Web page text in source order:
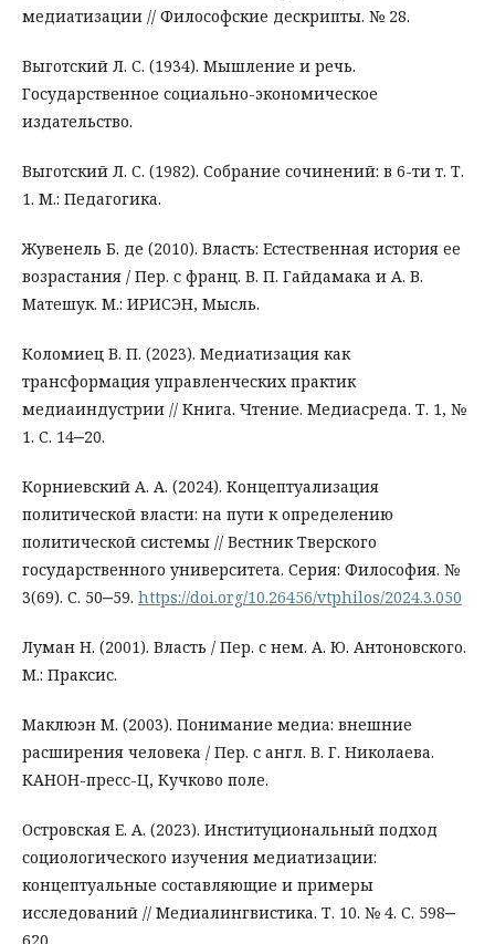
медиатизации // Философские дескрипты. № 28.
Выготский Л. С. (1934). Мышление и речь.
Государственное социально-экономическое
издательство.
Выготский Л. С. (1982). Собрание сочинений: в 6-ти т. Т.
1. М.: Педагогика.
Жувенель Б. де (2010). Власть: Естественная история ее
возрастания / Пер. с франц. В. П. Гайдамака и А. В.
Матешук. М.: ИРИСЭН, Мысль.
Коломиец В. П. (2023). Медиатизация как
трансформация управленческих практик
медиаиндустрии // Книга. Чтение. Медиасреда. Т. 1, №
1. С. 14‒20.
Корниевский А. А. (2024). Концептуализация
политической власти: на пути к определению
политической системы // Вестник Тверского
государственного университета. Серия: Философия. №
3(69). С. 50‒59. https://doi.org/10.26456/vtphilos/2024.3.050
Луман Н. (2001). Власть / Пер. с нем. А. Ю. Антоновского.
М.: Праксис.
Маклюэн М. (2003). Понимание медиа: внешние
расширения человека / Пер. с англ. В. Г. Николаева.
КАНОН-пресс-Ц, Кучково поле.
Островская Е. А. (2023). Институциональный подход
социологического изучения медиатизации:
концептуальные составляющие и примеры
исследований // Медиалингвистика. Т. 10. № 4. С. 598‒